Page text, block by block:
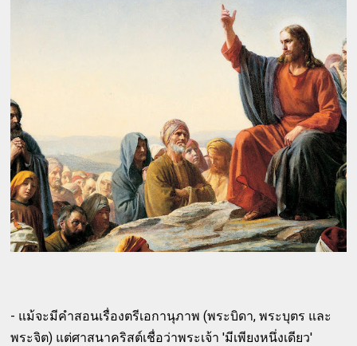
- แม้จะมีคำสอนเรื่องตรีเอกานุภาพ (พระบิดา, พระบุตร และ
พระจิต) แต่ศาสนาคริสต์เชื่อว่าพระเจ้า 'มีเพียงหนึ่งเดียว'